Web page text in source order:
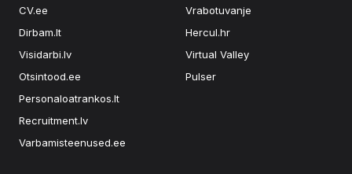
CV.ee
Dirbam.lt
Visidarbi.lv
Otsintood.ee
Personaloatrankos.lt
Recruitment.lv
Varbamisteenused.ee
Vrabotuvanje
Hercul.hr
Virtual Valley
Pulser